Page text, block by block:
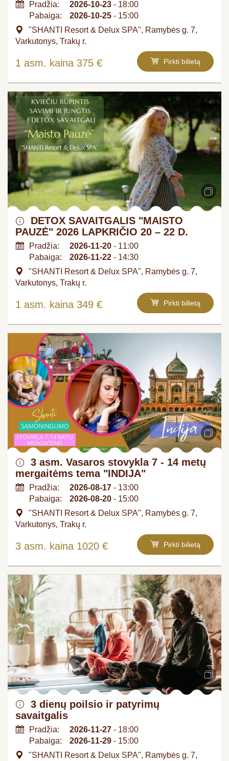
Pradžia: 2026-10-23 - 18:00
Pabaiga:
2026-10-25 - 15:00
"SHANTI Resort & Delux SPA", Ramybės g. 7,
Varkutonys, Trakų r.
1 asm. kaina 375 € Pirkti bilietą
DETOX SAVAITGALIS "MAISTO
PAUZĖ" 2026 LAPKRIČIO 20 – 22 D.
Pradžia: 2026-11-20 - 11:00
Pabaiga:
2026-11-22 - 14:30
"SHANTI Resort & Delux SPA", Ramybės g. 7,
Varkutonys, Trakų r.
1 asm. kaina 349 € Pirkti bilietą
3 asm. Vasaros stovykla 7 - 14 metų
mergaitėms tema "INDIJA"​
Pradžia: 2026-08-17 - 13:00
Pabaiga:
2026-08-20 - 15:00
"SHANTI Resort & Delux SPA", Ramybės g. 7,
Varkutonys, Trakų r.
3 asm. kaina 1020 € Pirkti bilietą
3 dienų poilsio ir patyrimų
savaitgalis
Pradžia: 2026-11-27 - 18:00
Pabaiga:
2026-11-29 - 15:00
"SHANTI Resort & Delux SPA", Ramybės g. 7,